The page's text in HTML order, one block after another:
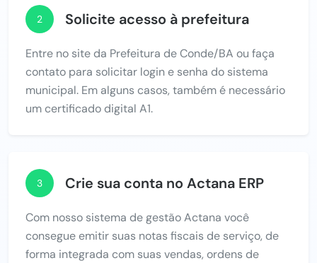
2 Solicite acesso à prefeitura
Entre no site da Prefeitura de Conde/BA ou faça
contato para solicitar login e senha do sistema
municipal. Em alguns casos, também é necessário
um certificado digital A1.
3 Crie sua conta no Actana ERP
Com nosso sistema de gestão Actana você
consegue emitir suas notas fiscais de serviço, de
forma integrada com suas vendas, ordens de